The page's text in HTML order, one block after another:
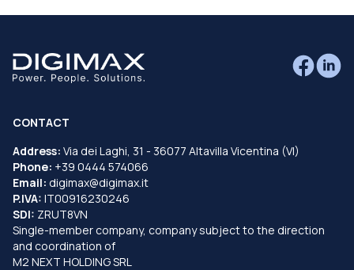
CONTACT
Address: Via dei Laghi, 31 - 36077 Altavilla Vicentina (VI)
Phone: +39 0444 574066
Email: digimax@digimax.it
P.IVA: IT00916230246
SDI: ZRUT8VN
Single-member company, company subject to the direction
and coordination of
M2 NEXT HOLDING SRL